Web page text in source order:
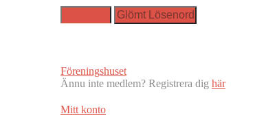
Föreningshuset
Ännu inte medlem? Registrera dig här
Mitt konto